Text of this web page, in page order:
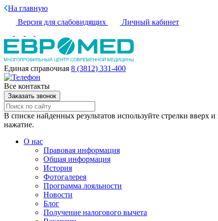
На главную
Версия для слабовидящих
Личный кабинет
Единая справочная 8 (3812) 331-400
Все контакты
Заказать звонок
В списке найденных результатов используйте стрелки
нажатие.
О нас
Правовая информация
Общая информация
История
Фотогалерея
Программа лояльности
Новости
Блог
Получение налогового вычета